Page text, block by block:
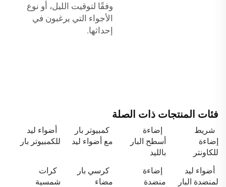
وفقًا لتوقيت الليل، أو نوع
الأجواء التي يرغبون في
إحداثها.
فئات المنتجات ذات الصلة
شريط
إضاءة
للكاونتر
إضاءة
أسطح البار
بالليد
كمبيوتر بار
مع أضواء ليد
أضواء ليد
للكمبيوتر بار
أضواء ليد
لمنضدة البار
إضاءة
منضدة
كرسي بار
مضاء
كرات
شمسية